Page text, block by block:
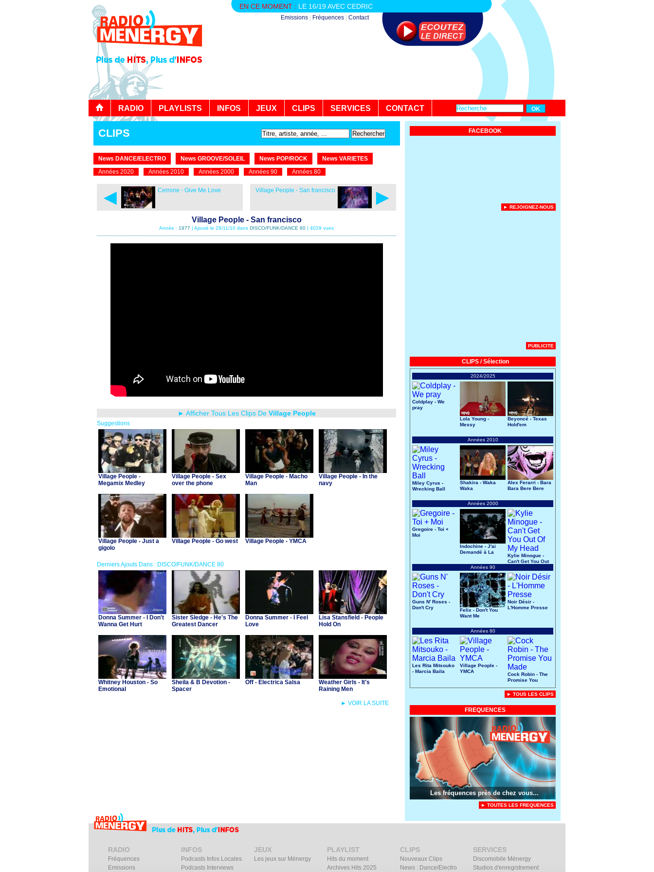
EN CE MOMENT : LE 16/19 AVEC CEDRIC
Emissions Fréquences Contact
RADIO PLAYLISTS INFOS JEUX CLIPS SERVICES CONTACT
CLIPS
News DANCE/ELECTRO News GROOVE/SOLEIL News POP/ROCK
News VARIETES
Années 2020
Années 2010 Années 2000 Années 90 Années 80
◄ Cerrone - Give Me Love ►
Village People - San francisco
Village People - San francisco
Année : 1977 | Ajouté le 29/11/10 dans DISCO/FUNK/DANCE 80 | 4029 vues
► Afficher Tous Les Clips De Village People
Suggestions
Village People -
Megamix Medley
Village People - Sex
over the phone
Village People - Macho
Man
Village People - In the
navy
Village People - Just a
gigolo
Village People - Go west Village People - YMCA
Derniers Ajouts Dans : DISCO/FUNK/DANCE 80
Donna Summer - I Don't
Wanna Get Hurt
Sister Sledge - He's The
Greatest Dancer
Donna Summer - I Feel
Love
Lisa Stansfield - People
Hold On
Whitney Houston - So
Emotional
Sheila & B Devotion -
Spacer
Off - Electrica Salsa
Weather Girls - It's
Raining Men
► VOIR LA SUITE
FACEBOOK
► REJOIGNEZ-NOUS
PUBLICITE
CLIPS / Sélection
2024/2025
Coldplay - We
pray
Lola Young -
Messy
Beyoncé - Texas
Hold'em
Années 2010
Miley Cyrus -
Wrecking Ball
Shakira - Waka
Waka
Alex Ferarri - Bara
Bara Bere Bere
Années 2000
Gregoire - Toi +
Moi
Indochine - J'ai
Demandé à La
Kylie Minogue -
Can't Get You Out
Années 90
Guns N' Roses -
Don't Cry
Felix - Don't You
Want Me
Noir Désir -
L'Homme Presse
Années 80
Les Rita Mitsouko
- Marcia Baila
Village People -
YMCA
Cock Robin - The
Promise You
► TOUS LES CLIPS
FREQUENCES
Les fréquences près de chez vous...
► TOUTES LES FREQUENCES
RADIO
Fréquences
Emissions
INFOS
Podcasts Infos Locales
Podcasts Interviews
JEUX
Les jeux sur Ménergy
PLAYLIST
Hits du moment
Archives Hits 2025
CLIPS
Nouveaux Clips
News : Dance/Electro
SERVICES
Discomobile Ménergy
Studios d'enregistrement